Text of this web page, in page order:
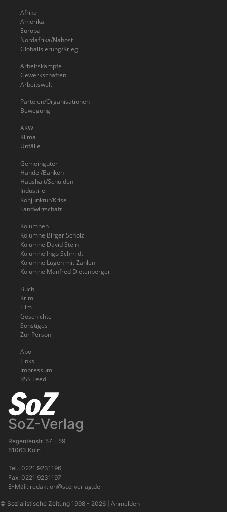
Afrika
Amerika
Europa
Nordafrika/Nahost
Globalisierung/Krieg
Arbeitskämpfe
Gewerkschaften
Arbeitswelt
Parteien/Organisationen
Bewegung
AKW
Klima
Unfälle
Gemeingüter
Handel/Banken
Haushalt/Schulden
Industrie
Konjunktur/Krise
Landwirtschaft
Kolumnen
Kolumne Birger Scholz
Kolumne David Stein
Kolumne Ingo Schmidt
Kolumne Lügen mit Zahlen
Kolumne Manfred Dietenberger
Buch
Krimi
Film
Geschichte
Sonstiges
Zur Person
Abo
Links
Impressum
RSS Feed
SoZ-Verlag
Regentenstr. 57 - 59
51063 Köln
Tel.: 0221 9231196
Fax: 0221 9231197
E-Mail: redaktion@soz-verlag.de
© Sozialistische Zeitung 1998 - 2026 Anmelden